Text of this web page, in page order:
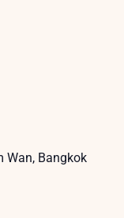
Wan, Bangkok